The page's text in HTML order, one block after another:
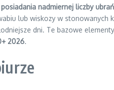
nadmiernej liczby ubrań
lub wiskozy w
dni. Te bazowe
2026.